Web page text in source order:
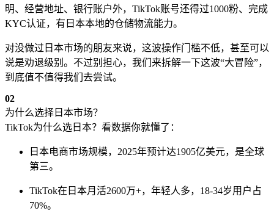
明、经营地址、银行账户外，TikTok账号还得过1000粉、完成
KYC认证，有日本本地的仓储物流能力。
对没做过日本市场的朋友来说，这波操作门槛不低，甚至可以
说是劝退级别。不过别担心，我们来拆解一下这波“大冒险”，
到底值不值得我们去尝试。
02
为什么选择日本市场？
TikTok为什么选日本？看数据你就懂了：
日本电商市场规模，2025年预计达1905亿美元，是全球
第三。
TikTok在日本月活2600万+，年轻人多，18-34岁用户占
70%。